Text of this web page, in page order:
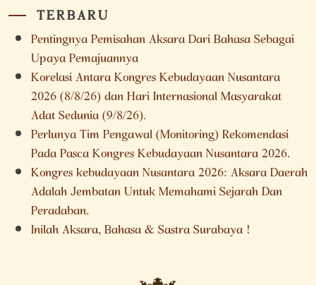
TERBARU
Pentingnya Pemisahan Aksara Dari Bahasa Sebagai
Upaya Pemajuannya
Korelasi Antara Kongres Kebudayaan Nusantara
2026 (8/8/26) dan Hari Internasional Masyarakat
Adat Sedunia (9/8/26).
Perlunya Tim Pengawal (Monitoring) Rekomendasi
Pada Pasca Kongres Kebudayaan Nusantara 2026.
Kongres kebudayaan Nusantara 2026: Aksara Daerah
Adalah Jembatan Untuk Memahami Sejarah Dan
Peradaban.
Inilah Aksara, Bahasa & Sastra Surabaya !